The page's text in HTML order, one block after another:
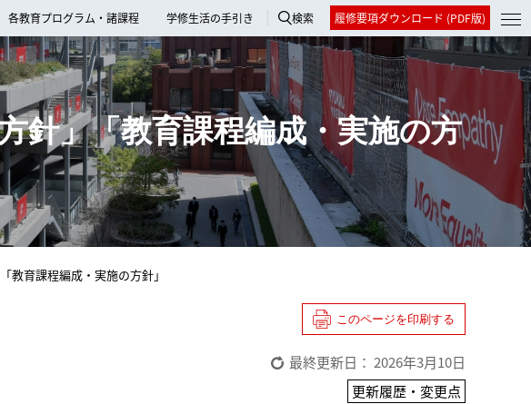
各教育プログラム・諸課程 学修生活の手引き 検索 履修要項ダウンロード (PDF版)
針」「教育課程編成・実施の方
教育課程編成・実施の方針」
このページを印刷する
最終更新日： 2026年3月10日
更新履歴・変更点